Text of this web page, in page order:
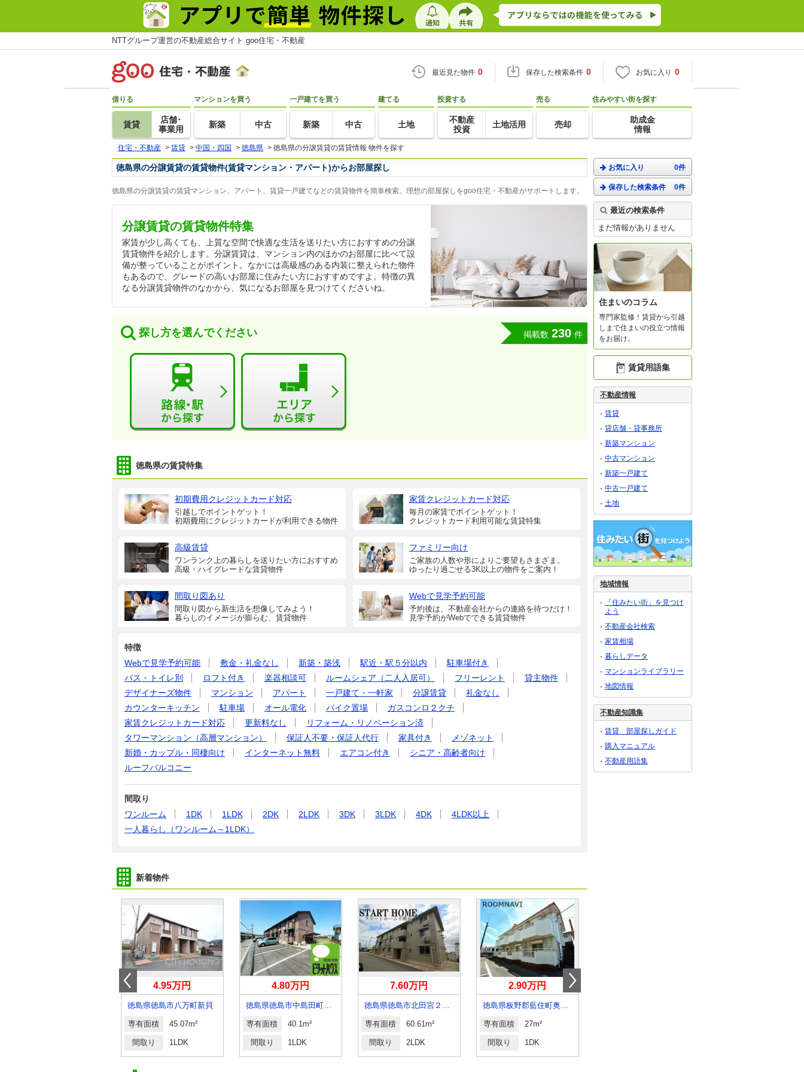
NTTグループ運営の不動産総合サイト goo住宅・不動産
最近見た物件 0 保存した検索条件 0 お気に入り 0
借りる
賃貸
店舗･
事業用
マンションを買う
新築 中古
一戸建てを買う
新築 中古
建てる
土地
投資する
不動産
投資
土地活用
売る
売却
住みやすい街を探す
助成金
情報
住宅・不動産 > 賃貸 > 中国・四国 > 徳島県 > 徳島県の分譲賃貸の賃貸情報 物件を探す
徳島県の分譲賃貸の賃貸物件(賃貸マンション・アパート)からお部屋探し
徳島県の分譲賃貸の賃貸マンション、アパート、賃貸一戸建てなどの賃貸物件を簡単検索。理想の部屋探しをgoo住宅・不動産がサポートします。
分譲賃貸の賃貸物件特集
家賃が少し高くても、上質な空間で快適な生活を送りたい方におすすめの分譲
賃貸物件を紹介します。分譲賃貸は、マンション内のほかのお部屋に比べて設
備が整っていることがポイント。なかには高級感のある内装に整えられた物件
もあるので、グレードの高いお部屋に住みたい方におすすめですよ。特徴の異
なる分譲賃貸物件のなかから、気になるお部屋を見つけてくださいね。
探し方を選んでください 掲載数 230 件
徳島県の賃貸特集
初期費用クレジットカード対応
引越しでポイントゲット！
初期費用にクレジットカードが利用できる物件
家賃クレジットカード対応
毎月の家賃でポイントゲット！
クレジットカード利用可能な賃貸特集
高級賃貸
ワンランク上の暮らしを送りたい方におすすめ
高級・ハイグレードな賃貸物件
ファミリー向け
ご家族の人数や形によりご要望もさまざま。
ゆったり過ごせる3K以上の物件をご案内！
間取り図あり
間取り図から新生活を想像してみよう！
暮らしのイメージが膨らむ、賃貸物件
Webで見学予約可能
予約後は、不動産会社からの連絡を待つだけ！
見学予約がWebでできる賃貸物件
特徴
Webで見学予約可能
敷金・礼金なし 新築・築浅 駅近・駅５分以内
駐車場付き
バス・トイレ別
ロフト付き 楽器相談可 ルームシェア（二人入居可） フリーレント
貸主物件
デザイナーズ物件
マンション アパート 一戸建て・一軒家 分譲賃貸
礼金なし
カウンターキッチン
駐車場 オール電化 バイク置場
ガスコンロ２クチ
家賃クレジットカード対応
更新料なし
リフォーム・リノベーション済
タワーマンション（高層マンション）
保証人不要・保証人代行 家具付き
メゾネット
新婚・カップル・同棲向け
インターネット無料 エアコン付き
シニア・高齢者向け
ルーフバルコニー
間取り
ワンルーム
1DK 1LDK 2DK 2LDK 3DK 3LDK 4DK
4LDK以上
一人暮らし（ワンルーム～1LDK）
新着物件
4.95万円
徳島県徳島市八万町新貝
専有面積 45.07m²
間取り 1LDK
4.80万円
徳島県徳島市中島田町４丁目
専有面積 40.1m²
間取り 1LDK
7.60万円
徳島県徳島市北田宮２丁目
専有面積 60.61m²
間取り 2LDK
2.90万円
徳島県板野郡藍住町奥野字西中須
専有面積 27m²
間取り 1DK
お気に入り 0件
保存した検索条件 0件
最近の検索条件
まだ情報がありません
住まいのコラム
専門家監修！賃貸から引越
しまで住まいの役立つ情報
をお届け。
賃貸用語集
不動産情報
賃貸
貸店舗・貸事務所
新築マンション
中古マンション
新築一戸建て
中古一戸建て
土地
地域情報
「住みたい街」を見つけ
よう
不動産会社検索
家賃相場
暮らしデータ
マンションライブラリー
地図情報
不動産知識集
賃貸 部屋探しガイド
購入マニュアル
不動産用語集